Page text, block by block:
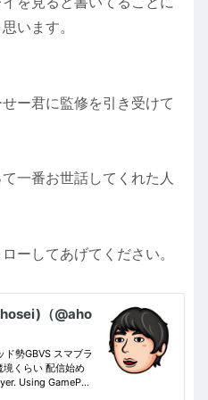
います。
ー君に監修を引き受けて
一番お世話してくれた人
ーしてあげてください。